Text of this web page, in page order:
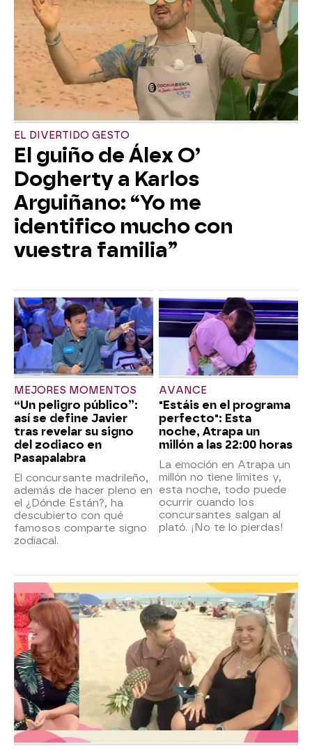
EL DIVERTIDO GESTO
El guiño de Álex O’
Dogherty a Karlos
Arguiñano: “Yo me
identifico mucho con
vuestra familia”
MEJORES MOMENTOS
“Un peligro público”:
así se define Javier
tras revelar su signo
del zodiaco en
Pasapalabra
El concursante madrileño,
además de hacer pleno en
el ¿Dónde Están?, ha
descubierto con qué
famosos comparte signo
zodiacal.
AVANCE
"Estáis en el programa
perfecto": Esta
noche, Atrapa un
millón a las 22:00 horas
La emoción en Atrapa un
millón no tiene límites y,
esta noche, todo puede
ocurrir cuando los
concursantes salgan al
plató. ¡No te lo pierdas!